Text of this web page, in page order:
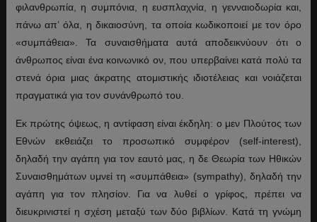
φιλανθρωπία, η συμπόνια, η ευσπλαχνία, η γενναιοδωρία και,
πάνω απ’ όλα, η δικαιοσύνη, τα οποία κωδικοποιεί με τον όρο
«συμπάθεια». Τα συναισθήματα αυτά αποδεικνύουν ότι ο
άνθρωπος είναι ένα κοινωνικό ον, που υπερβαίνει κατά πολύ τα
στενά όρια μιας άκρατης ατομιστικής ιδιοτέλειας και νοιάζεται
πραγματικά για τον συνάνθρωπό του.
Εκ πρώτης όψεως, η αντίφαση είναι έκδηλη: ο μεν Πλούτος των
Εθνών εκθειάζει το προσωπικό συμφέρον (self-interest),
δηλαδή την αγάπη για τον εαυτό μας, η δε Θεωρία των Ηθικών
Συναισθημάτων υμνεί τη «συμπάθεια» (sympathy), δηλαδή την
αγάπη για τον πλησίον. Για να λυθεί ο γρίφος, πρέπει να
διευκρινιστεί η σχέση μεταξύ των δύο βιβλίων. Κατά τη γνώμη